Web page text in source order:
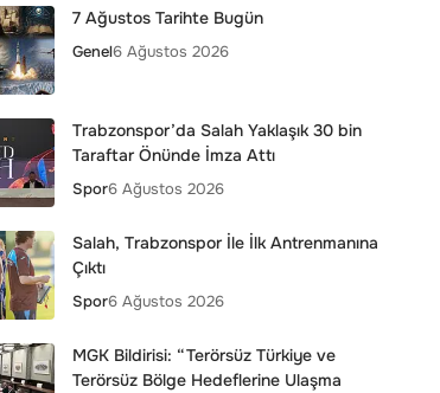
7 Ağustos Tarihte Bugün
Genel6 Ağustos 2026
Trabzonspor’da Salah Yaklaşık 30 bin
Taraftar Önünde İmza Attı
Spor6 Ağustos 2026
Salah, Trabzonspor İle İlk Antrenmanına
Çıktı
Spor6 Ağustos 2026
MGK Bildirisi: “Terörsüz Türkiye ve
Terörsüz Bölge Hedeflerine Ulaşma